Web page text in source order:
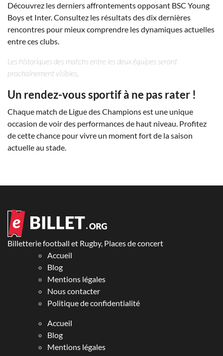
Découvrez les derniers affrontements opposant BSC Young
Boys et Inter. Consultez les résultats des dix dernières
rencontres pour mieux comprendre les dynamiques actuelles
entre ces clubs.
Les historiques des matchs entre les deux équipes seront
prochainement visibles.
Un rendez-vous sportif à ne pas rater !
Chaque match de Ligue des Champions est une unique
occasion de voir des performances de haut niveau. Profitez
de cette chance pour vivre un moment fort de la saison
actuelle au stade.
Billetterie football et Rugby, Places de concert
Accueil
Blog
Mentions légales
Nous contacter
Politique de confidentialité
Accueil
Blog
Mentions légales